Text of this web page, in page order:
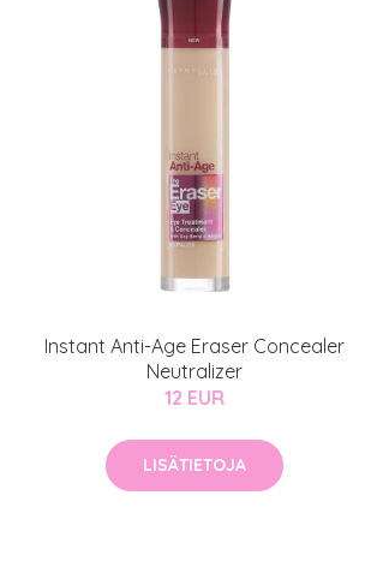
Instant Anti-Age Eraser Concealer
Neutralizer
12 EUR
LISÄTIETOJA
-20 %!
saat nyt myös -200 €